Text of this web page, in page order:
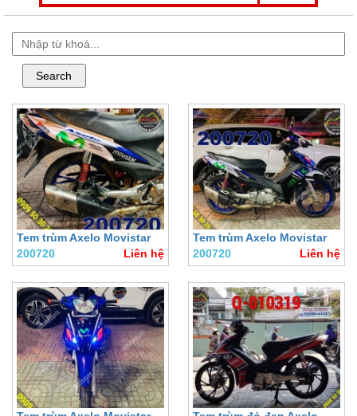
Tem trùm Axelo Movistar
200720
Liên hệ
Tem trùm Axelo Movistar
200720
Liên hệ